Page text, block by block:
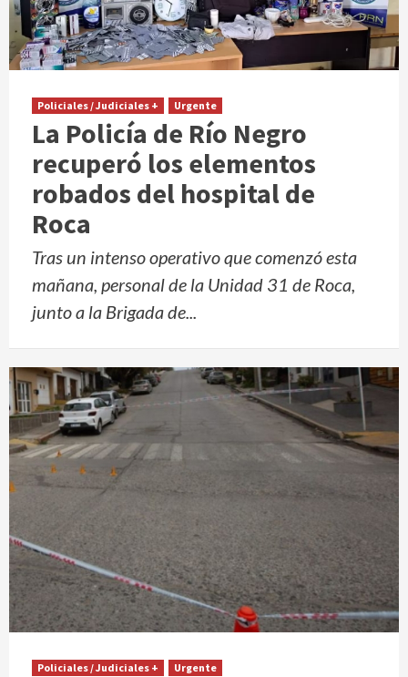
Policiales / Judiciales + Urgente
La Policía de Río Negro
recuperó los elementos
robados del hospital de
Roca
Tras un intenso operativo que comenzó esta
mañana, personal de la Unidad 31 de Roca,
junto a la Brigada de...
Policiales / Judiciales + Urgente